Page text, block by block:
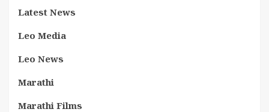
Latest News
Leo Media
Leo News
Marathi
Marathi Films